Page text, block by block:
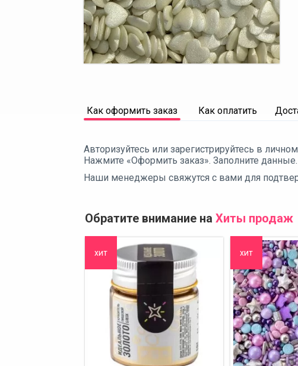
Как оформить заказ Как оплатить
Авторизуйтесь или зарегистрируйтесь в
Нажмите «Оформить заказ». Заполните данные.
Наши менеджеры свяжутся с вами для
Обратите внимание на Хиты продаж
хит хит